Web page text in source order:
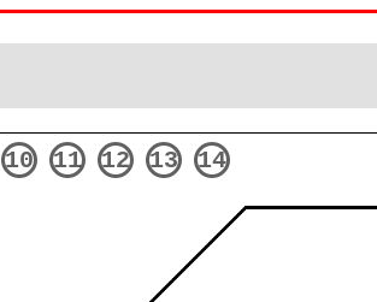
10 11 12 13 14